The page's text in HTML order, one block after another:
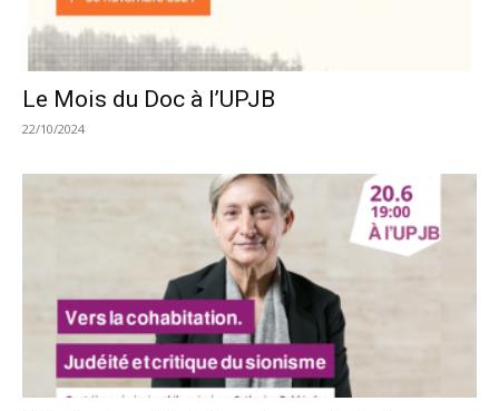
Le Mois du Doc à l’UPJB
22/10/2024